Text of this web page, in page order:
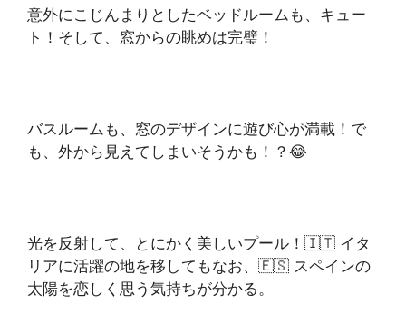
意外にこじんまりとしたベッドルームも、キュー
ト！そして、窓からの眺めは完璧！
バスルームも、窓のデザインに遊び心が満載！で
も、外から見えてしまいそうかも！？😂
光を反射して、とにかく美しいプール！🇮🇹 イタ
リアに活躍の地を移してもなお、🇪🇸 スペインの
太陽を恋しく思う気持ちが分かる。